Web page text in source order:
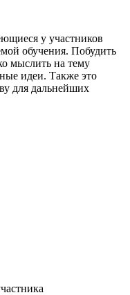
у участников
обучения. Побудить
мыслить на тему
идеи. Также это
для дальнейших